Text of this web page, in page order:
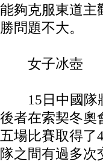
能夠克服東道主
勝問題不大。
女子冰壺
15日中國隊將
後者在索契冬奧
五場比賽取得了
隊之間有過多次